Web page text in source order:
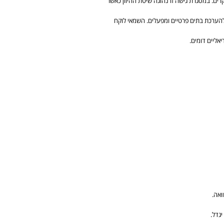
בתים פרטיים ומפעלים. השמאי לוקח
דומים.